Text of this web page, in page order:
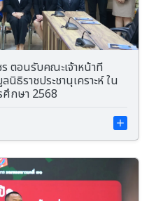
ตอนรับคณะเจ้าหน้าที่
ธิราชประชานุเคราะห์ ใน
ศึกษา 2568